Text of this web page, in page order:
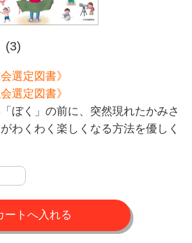
(3)
選定図書》
選定図書》
ぼく」の前に、突然現れたかみさ
わくわく楽しくなる方法を優しく